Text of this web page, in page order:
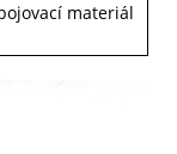
materiál